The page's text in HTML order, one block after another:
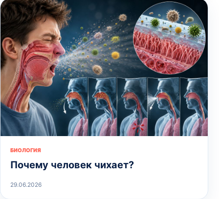
БИОЛОГИЯ
Почему человек чихает?
29.06.2026